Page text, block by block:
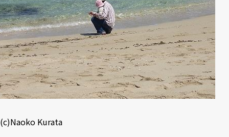
(c)Naoko Kurata